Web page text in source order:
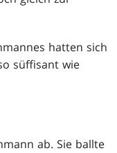
hatten sich
süffisant wie
ab. Sie ballte